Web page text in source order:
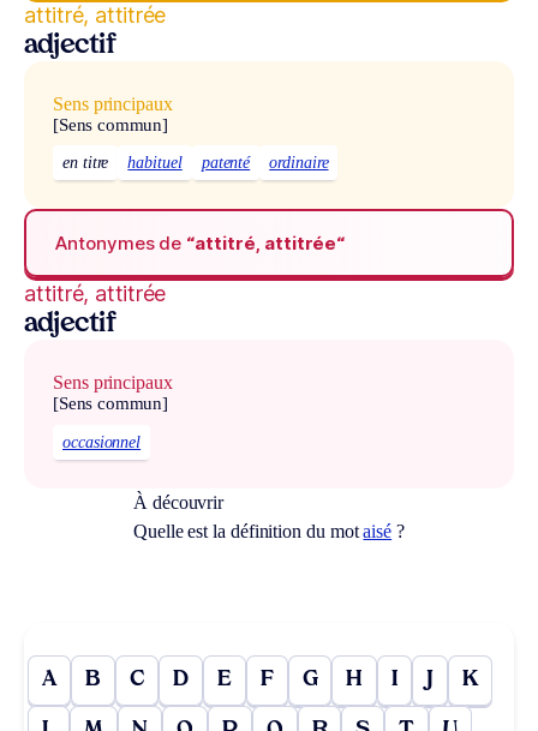
attitré, attitrée
adjectif
Sens principaux
[Sens commun]
en titre habituel patenté ordinaire
Antonymes de “attitré, attitrée“
attitré, attitrée
adjectif
Sens principaux
[Sens commun]
occasionnel
À découvrir
Quelle est la définition du motaisé ?
A B C D E F G H I J K